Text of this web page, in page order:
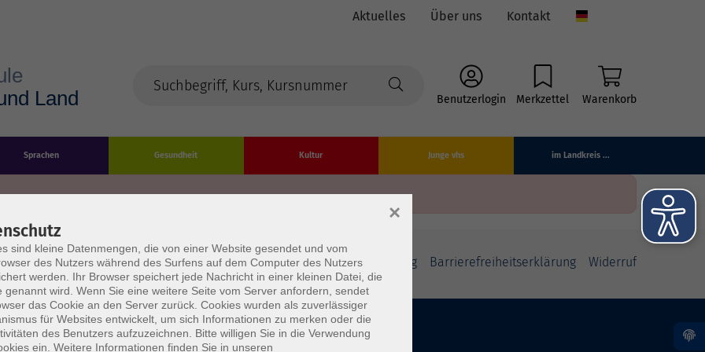
Aktuelles Über uns Kontakt
Benutzerlogin Merkzettel Warenkorb
Sprachen Gesundheit Kultur Junge vhs im Landkreis ...
Impressum Datenschutzerklärung AGB/Widerrufsbelehrung Barrierefreiheitserklärung Widerruf
sind kleine Datenmengen, die von einer Website gesendet und vom
des Nutzers während des Surfens auf dem Computer des Nutzers
werden. Ihr Browser speichert jede Nachricht in einer kleinen Datei, die
genannt wird. Wenn Sie eine weitere Seite vom Server anfordern, sendet
das Cookie an den Server zurück. Cookies wurden als zuverlässiger
für Websites entwickelt, um sich Informationen zu merken oder die
des Benutzers aufzuzeichnen. Bitte willigen Sie in die Verwendung
ein. Weitere Informationen finden Sie in unseren
×